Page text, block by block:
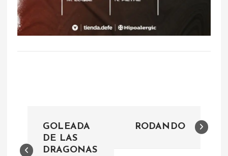
a
GOLEADA
DE LAS
DRAGONAS
RODANDO